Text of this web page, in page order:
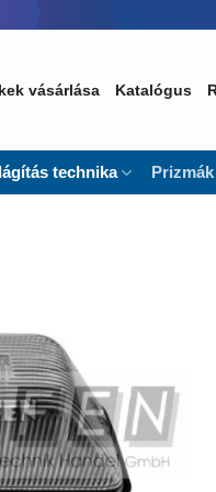
vásárlása Katalógus
technika Prizmák